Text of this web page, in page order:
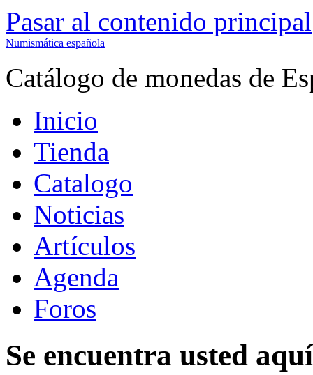
Pasar al contenido principal
Numismática española
Catálogo de monedas de
Inicio
Tienda
Catalogo
Noticias
Artículos
Agenda
Foros
Se encuentra usted aquí